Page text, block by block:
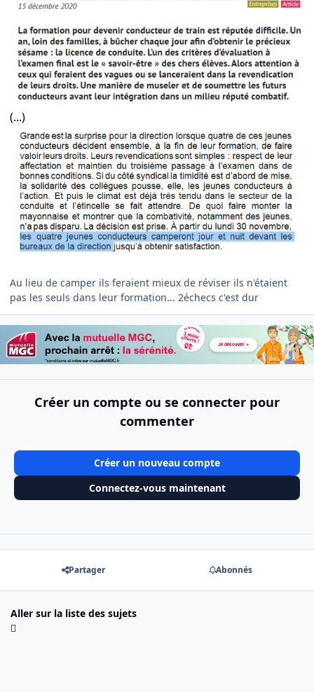
(...)
Au lieu de camper ils feraient mieux de réviser ils n'étaient
pas les seuls dans leur formation... 2échecs c'est dur
Créer un compte ou se connecter pour
commenter
Créer un nouveau compte
Connectez-vous maintenant
Partager Abonnés
Aller sur la liste des sujets